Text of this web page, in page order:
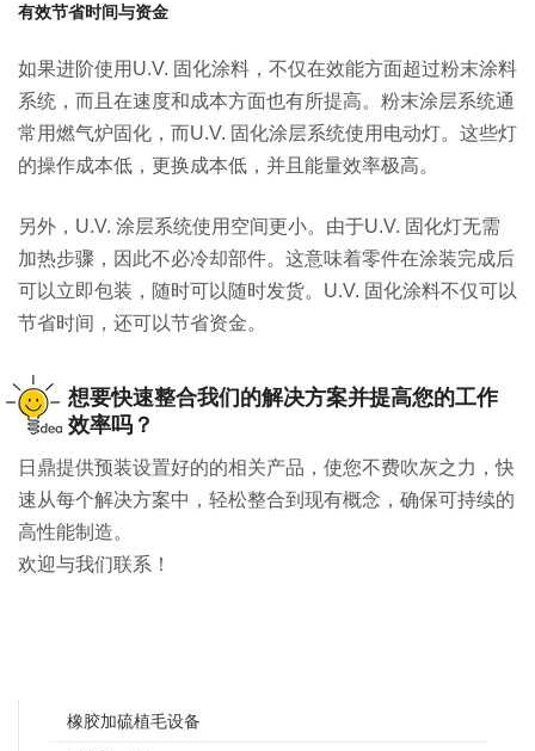
有效节省时间与资金
如果进阶使用U.V. 固化涂料，不仅在效能方面超过粉末涂料
系统，而且在速度和成本方面也有所提高。粉末涂层系统通
常用燃气炉固化，而U.V. 固化涂层系统使用电动灯。这些灯
的操作成本低，更换成本低，并且能量效率极高。
另外，U.V. 涂层系统使用空间更小。由于U.V. 固化灯无需
加热步骤，因此不必冷却部件。这意味着零件在涂装完成后
可以立即包装，随时可以随时发货。U.V. 固化涂料不仅可以
节省时间，还可以节省资金。
想要快速整合我们的解决方案并提高您的工作
效率吗？
日鼎提供预装设置好的的相关产品，使您不费吹灰之力，快
速从每个解决方案中，轻松整合到现有概念，确保可持续的
高性能制造。
欢迎与我们联系！
橡胶加硫植毛设备